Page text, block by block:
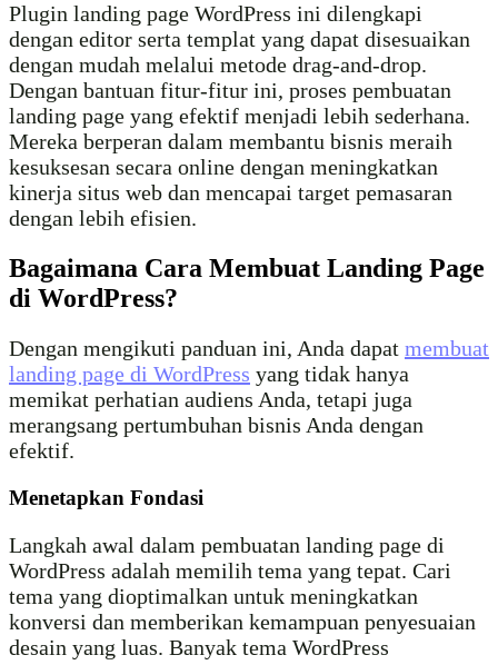
Plugin landing page WordPress ini dilengkapi
dengan editor serta templat yang dapat disesuaikan
dengan mudah melalui metode drag-and-drop.
Dengan bantuan fitur-fitur ini, proses pembuatan
landing page yang efektif menjadi lebih sederhana.
Mereka berperan dalam membantu bisnis meraih
kesuksesan secara online dengan meningkatkan
kinerja situs web dan mencapai target pemasaran
dengan lebih efisien.
Bagaimana Cara Membuat Landing Page
di WordPress?
Dengan mengikuti panduan ini, Anda dapat membuat
landing page di WordPress yang tidak hanya
memikat perhatian audiens Anda, tetapi juga
merangsang pertumbuhan bisnis Anda dengan
efektif.
Menetapkan Fondasi
Langkah awal dalam pembuatan landing page di
WordPress adalah memilih tema yang tepat. Cari
tema yang dioptimalkan untuk meningkatkan
konversi dan memberikan kemampuan penyesuaian
desain yang luas. Banyak tema WordPress